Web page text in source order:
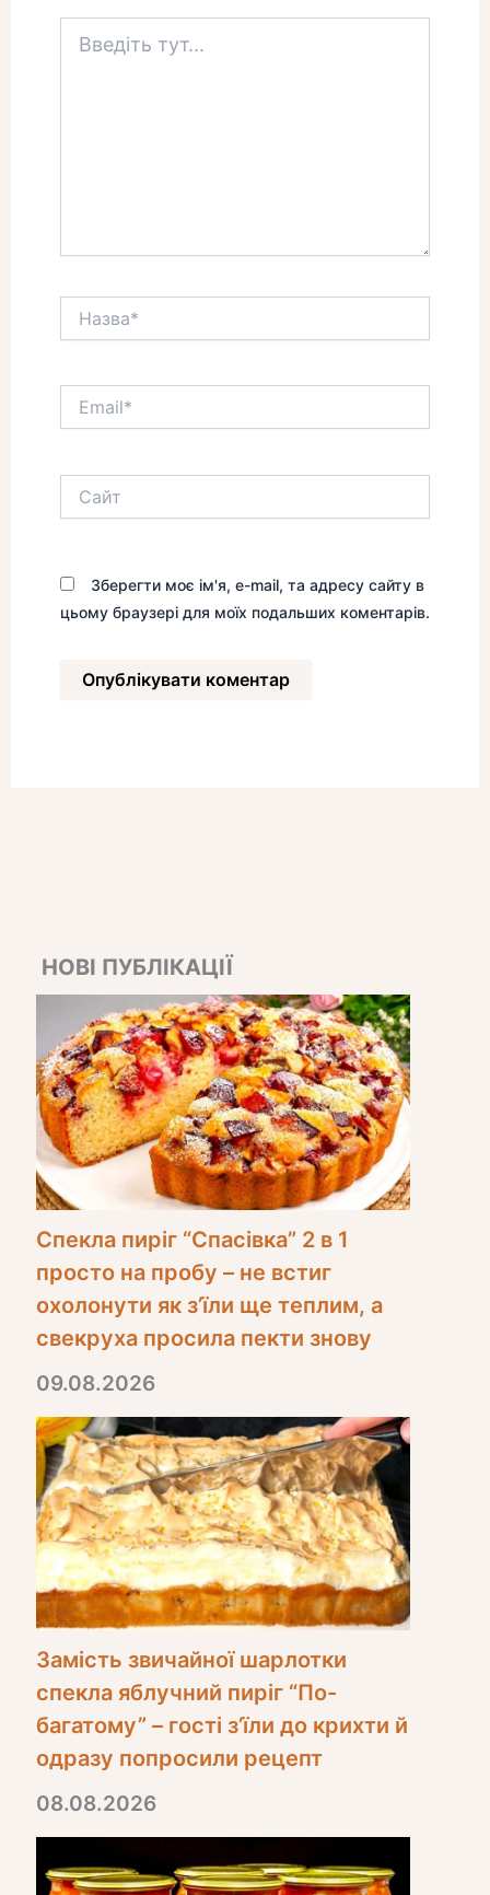
тут...
Зберегти моє ім'я, e-mail, та адресу сайту в
цьому браузері для моїх подальших коментарів.
НОВІ ПУБЛІКАЦІЇ
Спекла пиріг “Спасівка” 2 в 1
просто на пробу – не встиг
охолонути як з’їли ще теплим, а
свекруха просила пекти знову
09.08.2026
Замість звичайної шарлотки
спекла яблучний пиріг “По-
багатому” – гості з’їли до крихти й
одразу попросили рецепт
08.08.2026